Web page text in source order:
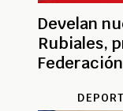
Develan
Rubiales,